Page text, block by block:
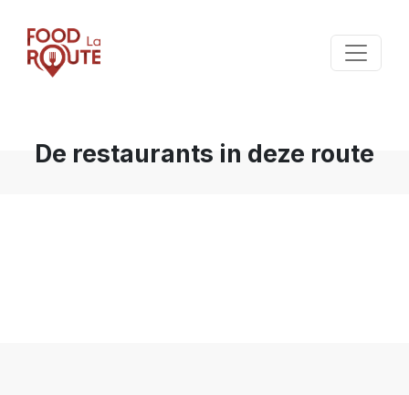
De restaurants in deze route